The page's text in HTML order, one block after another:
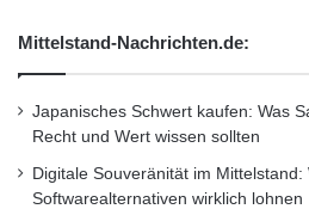
Mittelstand-Nachrichten.de:
Japanisches Schwert kaufen: Was
Recht und Wert wissen sollten
Digitale Souveränität im
Softwarealternativen wirklich lohnen